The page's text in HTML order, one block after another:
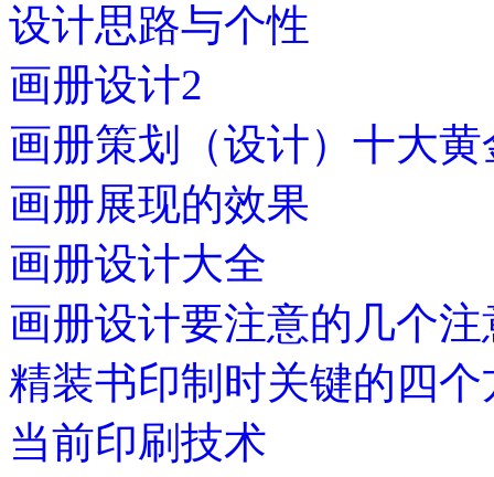
设计思路与个性
画册设计2
画册策划（设计）十大黄
画册展现的效果
画册设计大全
画册设计要注意的几个注
精装书印制时关键的四个
当前印刷技术